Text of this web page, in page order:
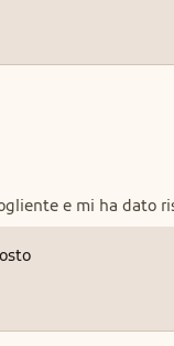
e mi ha dato